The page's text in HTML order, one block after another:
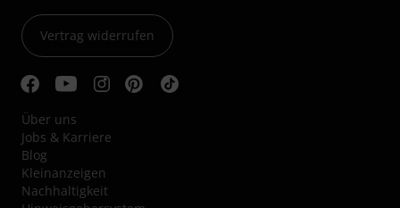
Vertrag widerrufen
Über uns
Jobs & Karriere
Blog
Kleinanzeigen
Nachhaltigkeit